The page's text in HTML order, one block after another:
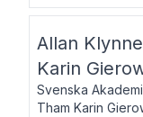
Allan
Karin
Svenska
Tham Karin